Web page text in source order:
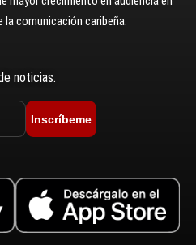
comunicación caribeña.
noticias.
Inscríbeme